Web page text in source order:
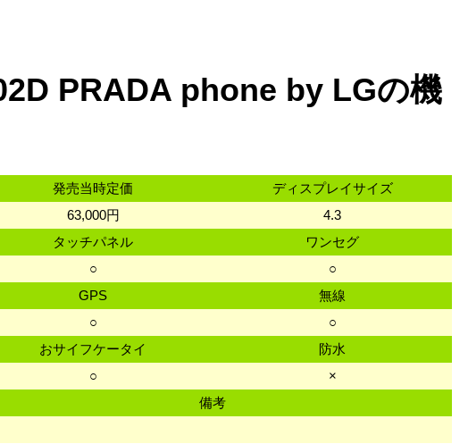
PRADA phone by LGの機
発売当時定価
ディスプレイサイズ
63,000円
4.3
タッチパネル
ワンセグ
○
○
GPS
無線
○
○
おサイフケータイ
防水
○
×
備考